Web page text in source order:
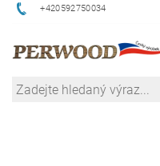
+420592750034